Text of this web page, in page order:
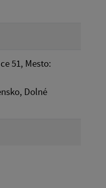
51, Mesto:
Dolné